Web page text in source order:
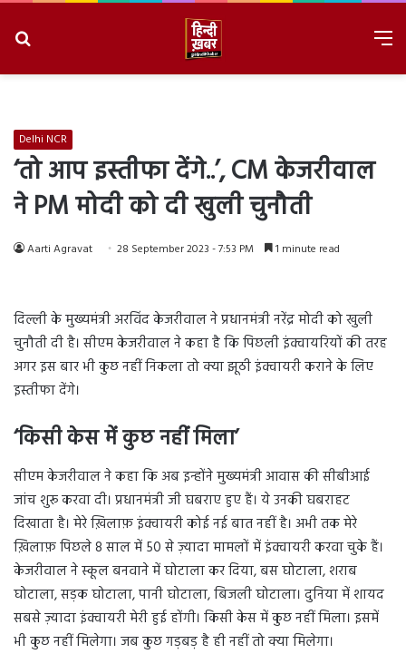
Delhi NCR
‘तो आप इस्तीफा देंगे..’, CM केजरीवाल
ने PM मोदी को दी खुली चुनौती
Aarti Agravat 28 September 2023 - 7:53 PM 1 minute read
दिल्ली के मुख्यमंत्री अरविंद केजरीवाल ने प्रधानमंत्री नरेंद्र मोदी को खुली
चुनौती दी है। सीएम केजरीवाल ने कहा है कि पिछली इंक्वायरियों की तरह
अगर इस बार भी कुछ नहीं निकला तो क्या झूठी इंक्वायरी कराने के लिए
इस्तीफा देंगे।
‘किसी केस में कुछ नहीं मिला’
सीएम केजरीवाल ने कहा कि अब इन्होंने मुख्यमंत्री आवास की सीबीआई
जांच शुरू करवा दी। प्रधानमंत्री जी घबराए हुए हैं। ये उनकी घबराहट
दिखाता है। मेरे ख़िलाफ़ इंक्वायरी कोई नई बात नहीं है। अभी तक मेरे
ख़िलाफ़ पिछले 8 साल में 50 से ज़्यादा मामलों में इंक्वायरी करवा चुके हैं।
केजरीवाल ने स्कूल बनवाने में घोटाला कर दिया, बस घोटाला, शराब
घोटाला, सड़क घोटाला, पानी घोटाला, बिजली घोटाला। दुनिया में शायद
सबसे ज़्यादा इंक्वायरी मेरी हुई होंगी। किसी केस में कुछ नहीं मिला। इसमें
भी कुछ नहीं मिलेगा। जब कुछ गड़बड़ है ही नहीं तो क्या मिलेगा।